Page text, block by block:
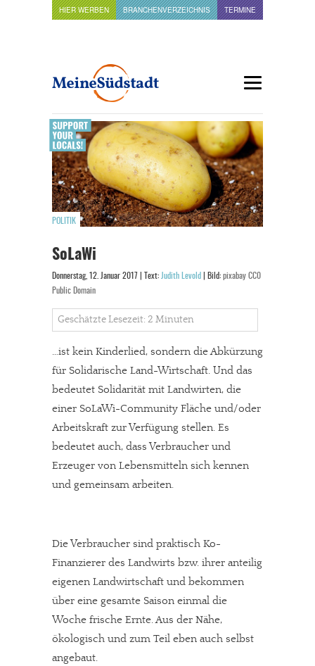
HIER WERBEN BRANCHENVERZEICHNIS TERMINE
POLITIK
SoLaWi
Donnerstag, 12. Januar 2017 | Text: Judith Levold | Bild: pixabay CC0
Public Domain
Geschätzte Lesezeit: 2 Minuten
…ist kein Kinderlied, sondern die Abkürzung
für Solidarische Land-Wirtschaft. Und das
bedeutet Solidarität mit Landwirten, die
einer SoLaWi-Community Fläche und/oder
Arbeitskraft zur Verfügung stellen. Es
bedeutet auch, dass Verbraucher und
Erzeuger von Lebensmitteln sich kennen
und gemeinsam arbeiten.
Die Verbraucher sind praktisch Ko-
Finanzierer des Landwirts bzw. ihrer anteilig
eigenen Landwirtschaft und bekommen
über eine gesamte Saison einmal die
Woche frische Ernte. Aus der Nähe,
ökologisch und zum Teil eben auch selbst
angebaut.